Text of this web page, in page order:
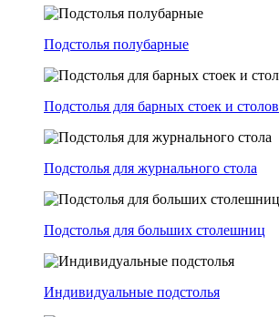
Подстолья полубарные
Подстолья для барных стоек и столов
Подстолья для журнального стола
Подстолья для больших столешниц
Индивидуальные подстолья